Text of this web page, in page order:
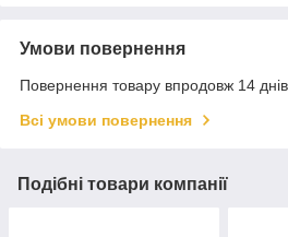
Умови повернення
Повернення товару впродовж 14
Всі умови повернення
Подібні товари компанії